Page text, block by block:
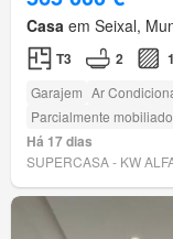
Casa em Seixal,
T3 2
Garajem Ar
Parcialmente mobiliado
Há 17 dias
SUPERCASA - KW